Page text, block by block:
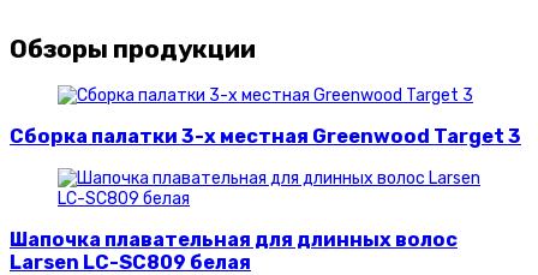
Обзоры продукции
Сборка палатки 3-х местная Greenwood Target 3
Шапочка плавательная для длинных волос
Larsen LC-SC809 белая